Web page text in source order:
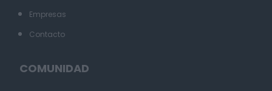
Empresas
Contacto
COMUNIDAD